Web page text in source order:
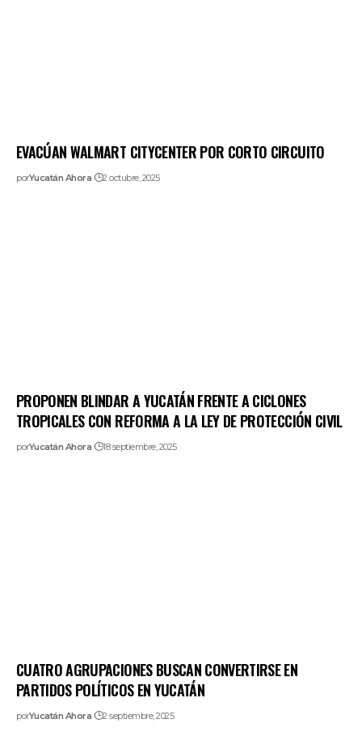
EVACÚAN WALMART CITYCENTER POR CORTO CIRCUITO
porYucatán Ahora 2 octubre, 2025
PROPONEN BLINDAR A YUCATÁN FRENTE A CICLONES
TROPICALES CON REFORMA A LA LEY DE PROTECCIÓN CIVIL
porYucatán Ahora 18 septiembre, 2025
CUATRO AGRUPACIONES BUSCAN CONVERTIRSE EN
PARTIDOS POLÍTICOS EN YUCATÁN
porYucatán Ahora 2 septiembre, 2025